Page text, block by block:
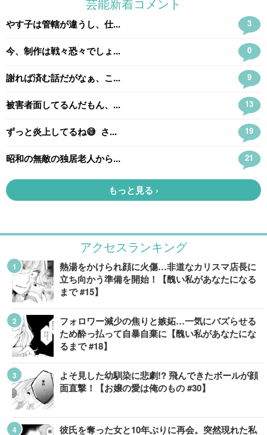
アクセスランキング
熱湯をかけられ顔に火傷…非道なカリスマ店長に
立ち向かう準備を開始！【醜い私があなたになる
まで #15】
フォロワー減少の焦りと嫉妬…一気にバズらせる
ため酔っ払って自暴自棄に【醜い私があなたにな
るまで #18】
よそ見した幼馴染に悲劇!? 飛んできたボールが顔
面直撃！【お嬢の愛は俺のもの #30】
彼氏を奪った女と10年ぶりに再会。突然現れた私